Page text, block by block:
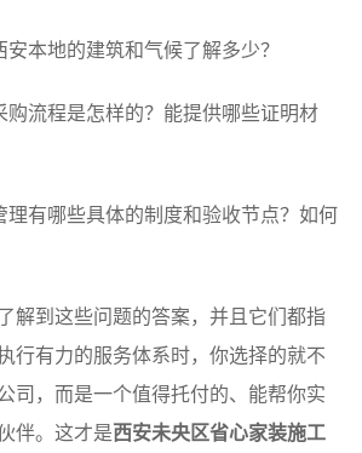
本地的建筑和气候了解多少？
购流程是怎样的？能提供哪些证明材
理有哪些具体的制度和验收节点？如何
解到这些问题的答案，并且它们都指
行有力的服务体系时，你选择的就不
司，而是一个值得托付的、能帮你实
伴。这才是西安未央区省心家装施工